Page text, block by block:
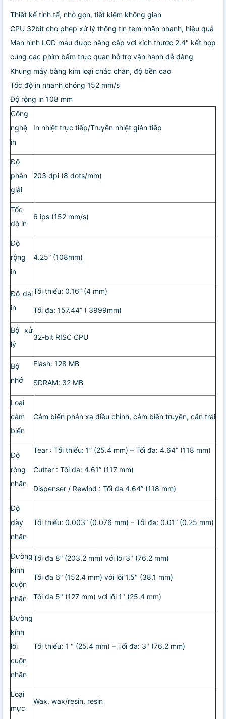
Thiết kế tinh tế, nhỏ gọn, tiết kiệm không gian
CPU 32bit cho phép xử lý thông tin tem nhãn nhanh, hiệu quả
Màn hình LCD màu được nâng cấp với kích thước 2.4" kết hợp
cùng các phím bấm trực quan hỗ trợ vận hành dễ dàng
Khung máy bằng kim loại chắc chắn, độ bền cao
Tốc độ in nhanh chóng 152 mm/s
Độ rộng in 108 mm
Công
nghệ
in
In nhiệt trực tiếp/Truyền nhiệt gián tiếp
Độ
phân
giải
203 dpi (8 dots/mm)
Tốc
độ in
6 ips (152 mm/s)
Độ
rộng
in
4.25” (108mm)
Độ dài
in
Tối thiểu: 0.16” (4 mm)
Tối đa: 157.44” ( 3999mm)
Bộ xử
lý
32-bit RISC CPU
Bộ
nhớ
Flash: 128 MB
SDRAM: 32 MB
Loại
cảm
biến
Cảm biến phản xạ điều chỉnh, cảm biến truyền, căn trái
Độ
rộng
nhãn
Tear : Tối thiểu: 1” (25.4 mm) – Tối đa: 4.64” (118 mm)
Cutter : Tối đa: 4.61” (117 mm)
Dispenser / Rewind : Tối đa 4.64” (118 mm)
Độ
dày
nhãn
Tối thiểu: 0.003” (0.076 mm) – Tối đa: 0.01” (0.25 mm)
Đường
kính
cuộn
nhãn
Tối đa 8” (203.2 mm) với lõi 3" (76.2 mm)
Tối đa 6” (152.4 mm) với lõi 1.5" (38.1 mm)
Tối đa 5" (127 mm) với lõi 1" (25.4 mm)
Đường
kính
lõi
cuộn
nhãn
Tối thiểu: 1 " (25.4 mm) – Tối đa: 3" (76.2 mm)
Loại
mực
Wax, wax/resin, resin